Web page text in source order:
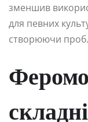
зменшив
для певних
створюючи